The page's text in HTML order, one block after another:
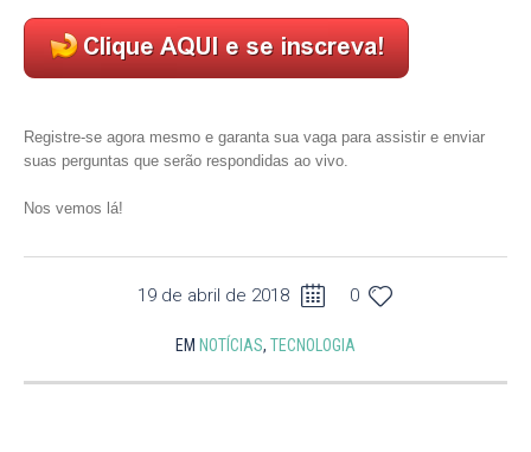
Registre-se agora mesmo e garanta sua vaga para assistir e enviar
suas perguntas que serão respondidas ao vivo.
Nos vemos lá!
19 de abril de 2018 0
EM NOTÍCIAS, TECNOLOGIA